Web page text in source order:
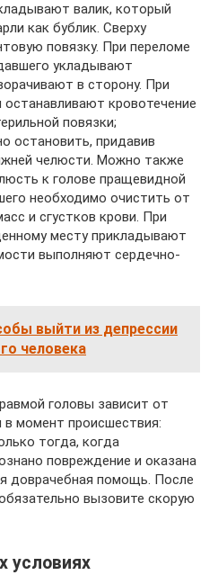
валик, который
как бублик. Сверху
повязку. При переломе
укладывают
в сторону. При
кровотечение
повязки;
остановить, придавив
челюсти. Можно также
к голове пращевидной
необходимо очистить от
и сгустков крови. При
месту прикладывают
выполняют сердечно-
выйти из депрессии
человека
головы зависит от
момент происшествия:
тогда, когда
повреждение и оказана
доврачебная помощь. После
вызовите скорую
условиях